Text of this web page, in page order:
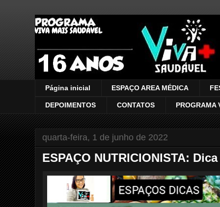
VIVA MAIS SAUDÁVEL
Página inicial ESPAÇO AREA MÉDICA
DEPOIMENTOS CONTATOS PROGRAMA
quarta-feira, 1 de junho de 2022
ESPAÇO NUTRICIONISTA: